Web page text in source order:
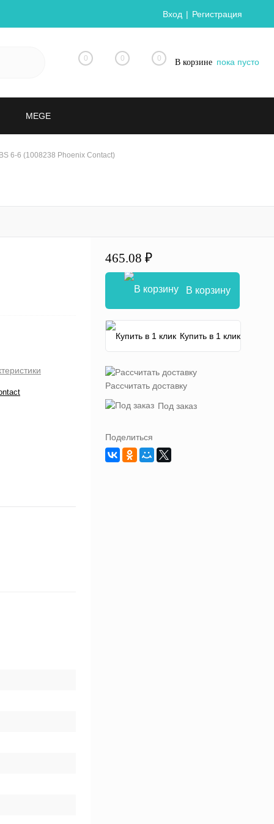
Вход Регистрация
0 0 0 В корзине пока пусто
MEGE
6-6 (1008238 Phoenix Contact)
465.08 ₽
В корзину
Купить в 1 клик
Рассчитать доставку
Под заказ
Поделиться